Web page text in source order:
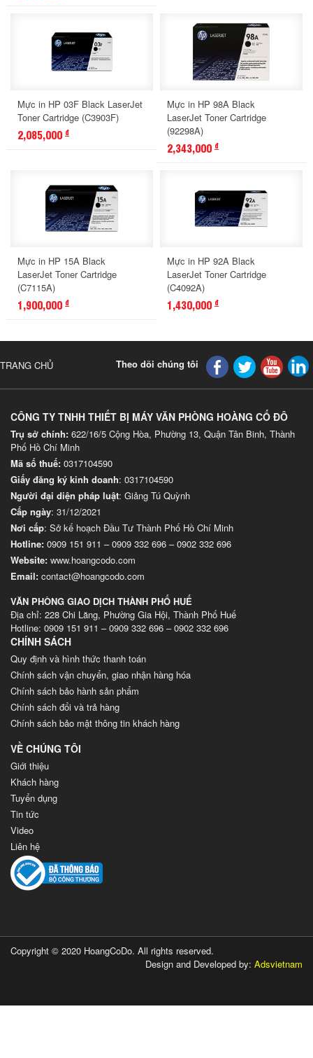
Mực in HP 03F Black LaserJet
Toner Cartridge (C3903F)
2,085,000 đ
Mực in HP 98A Black
LaserJet Toner Cartridge
(92298A)
2,343,000 đ
Mực in HP 15A Black
LaserJet Toner Cartridge
(C7115A)
1,900,000 đ
Mực in HP 92A Black
LaserJet Toner Cartridge
(C4092A)
1,430,000 đ
TRANG CHỦ Theo dõi chúng tôi
CÔNG TY TNHH THIẾT BỊ MÁY VĂN PHÒNG HOÀNG CỐ ĐÔ
Trụ sở chính: 622/16/5 Cộng Hòa, Phường 13, Quận Tân Binh, Thành
Phố Hồ Chí Minh
Mã số thuế: 0317104590
Giấy đăng ký kinh doanh: 0317104590
Người đại diện pháp luật: Giảng Tú Quỳnh
Cấp ngày: 31/12/2021
Nơi cấp: Sở kế hoạch Đầu Tư Thành Phố Hồ Chí Minh
Hotline: 0909 151 911 –0909 332 696 –0902 332 696
Website: www.hoangcodo.com
Email: contact@hoangcodo.com
VĂN PHÒNG GIAO DỊCH THÀNH PHỐ HUẾ
Địa chỉ: 228 Chi Lăng, Phường Gia Hội, Thành Phố Huế
Hotline: 0909 151 911 – 0909 332 696 – 0902 332 696
CHÍNH SÁCH
Quy định và hình thức thanh toán
Chính sách vận chuyển, giao nhận hàng hóa
Chính sách bảo hành sản phẩm
Chính sách đổi và trả hàng
Chính sách bảo mật thông tin khách hàng
VỀ CHÚNG TÔI
Giới thiệu
Khách hàng
Tuyển dụng
Tin tức
Video
Liên hệ
Copyright © 2020 HoangCoDo. All rights reserved.
Design and Developed by: Adsvietnam